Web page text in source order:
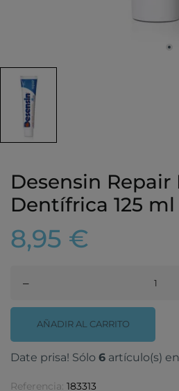
Desensin Repair
Dentífrica 125 ml
8,95 €
–
AÑADIR AL CARRITO
Date prisa! Sólo 6 artículo(s)
Referencia: 183313